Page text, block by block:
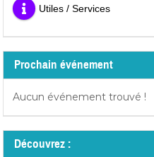
Utiles / Services
Prochain événement
Aucun événement trouvé !
Découvrez :